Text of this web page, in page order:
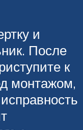
и
После
к
монтажом,